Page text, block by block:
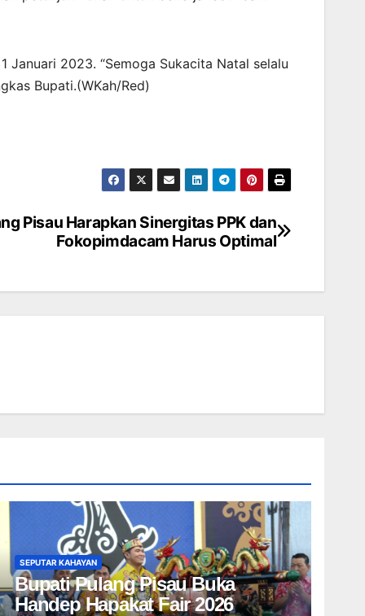
2023. “Semoga Sukacita Natal selalu
Bupati.(WKah/Red)
Pisau Harapkan Sinergitas PPK dan
Fokopimdacam Harus Optimal
SEPUTAR KAHAYAN
Bupati Pulang Pisau Buka
Handep Hapakat Fair 2026